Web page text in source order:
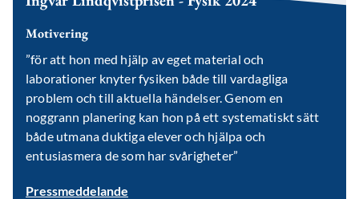
Motivering
”för att hon med hjälp av eget material och
laborationer knyter fysiken både till vardagliga
problem och till aktuella händelser. Genom en
noggrann planering kan hon på ett systematiskt sätt
både utmana duktiga elever och hjälpa och
entusiasmera de som har svårigheter”
Pressmeddelande